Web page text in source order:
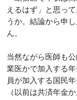
えるはず」と思っ
うか。結論から申
ん。
当然ながら医師も
業医かで加入する
員が加入する国民
（以前は共済年金